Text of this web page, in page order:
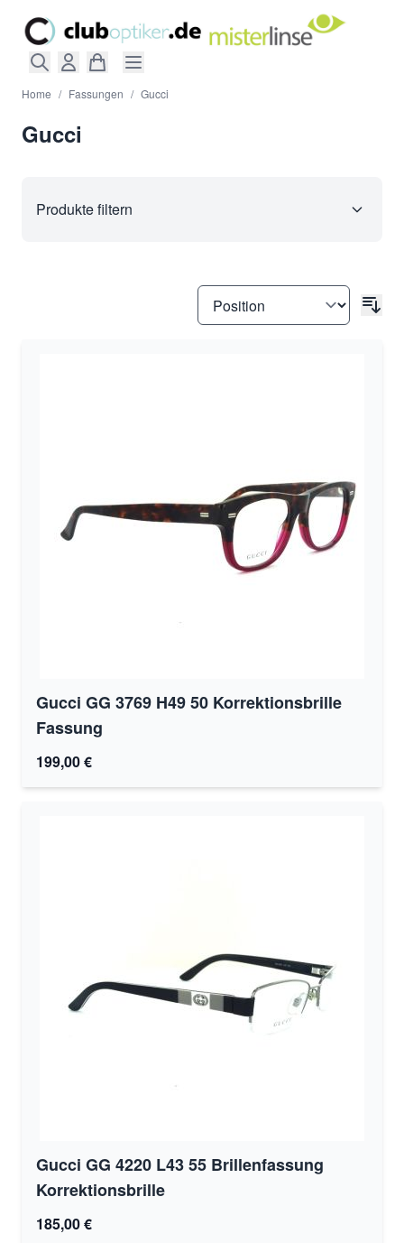
Home / Fassungen / Gucci
Gucci
Produkte filtern
Gucci GG 3769 H49 50 Korrektionsbrille
Fassung
199,00 €
Gucci GG 4220 L43 55 Brillenfassung
Korrektionsbrille
185,00 €